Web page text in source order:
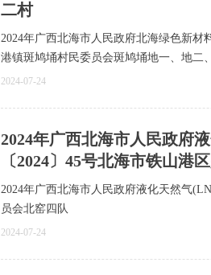
二村
2024年广西北海市人民政府北海绿色新材
港镇斑鸠埇村民委员会斑鸠埇地一、地二
2024-07-24
2024年广西北海市人民政府
〔2024〕45号北海市铁山港
2024年广西北海市人民政府液化天然气
员会北窑四队
2024-07-24